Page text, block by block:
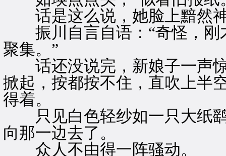
话是这么说，她脸上黯然
振川自言自语：“奇怪，刚
聚集。”
话还没说完，新娘子一声惊
掀起，按都按不住，直吹上半
得着。
只见白色轻纱如一只大纸鹞
向那一边去了。
众人不由得一阵骚动。